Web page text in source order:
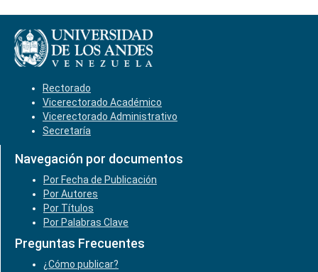
Rectorado
Vicerectorado Académico
Vicerectorado Administrativo
Secretaría
Navegación por documentos
Por Fecha de Publicación
Por Autores
Por Títulos
Por Palabras Clave
Preguntas Frecuentes
¿Cómo publicar?